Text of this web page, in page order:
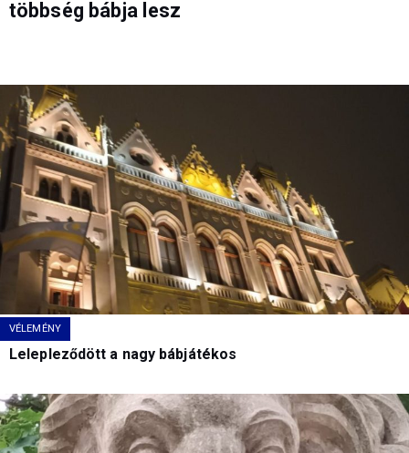
többség bábja lesz
VÉLEMÉNY
Lelepleződött a nagy bábjátékos